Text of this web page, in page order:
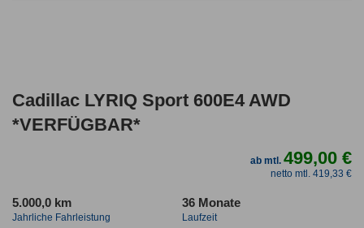
Cadillac LYRIQ Sport 600E4 AWD
*VERFÜGBAR*
ab mtl.499,00 €
netto mtl. 419,33 €
5.000,0 km
Jahrliche Fahrleistung
36 Monate
Laufzeit